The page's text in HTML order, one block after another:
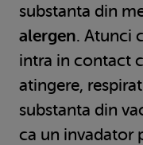
substanta din
alergen. Atunci
intra in contact
atingere,
substanta din
ca un invadator